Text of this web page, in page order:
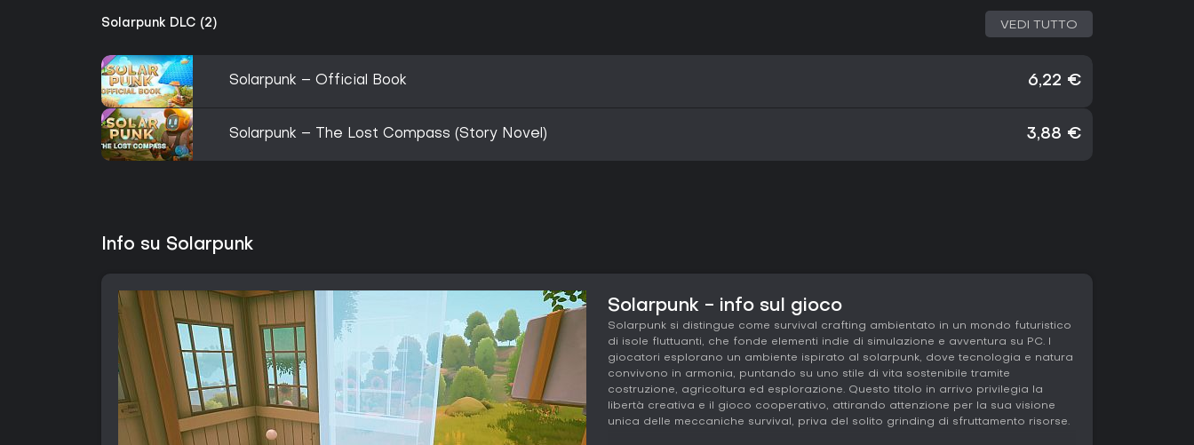
Solarpunk DLC (2) VEDI TUTTO
Solarpunk – Official Book 6,22 €
Solarpunk – The Lost Compass (Story Novel) 3,88 €
Info su Solarpunk
Solarpunk - info sul gioco
Solarpunk si distingue come survival crafting ambientato in un mondo futuristico
di isole fluttuanti, che fonde elementi indie di simulazione e avventura su PC. I
giocatori esplorano un ambiente ispirato al solarpunk, dove tecnologia e natura
convivono in armonia, puntando su uno stile di vita sostenibile tramite
costruzione, agricoltura ed esplorazione. Questo titolo in arrivo privilegia la
libertà creativa e il gioco cooperativo, attirando attenzione per la sua visione
unica delle meccaniche survival, priva del solito grinding di sfruttamento risorse.